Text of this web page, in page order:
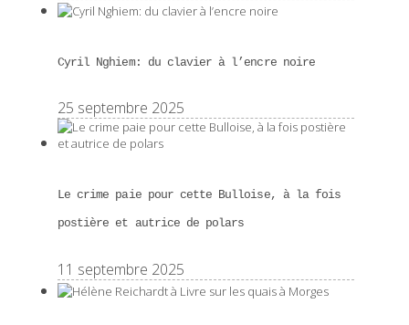
Cyril Nghiem: du clavier à l’encre noire
25 septembre 2025
Le crime paie pour cette Bulloise, à la fois
postière et autrice de polars
11 septembre 2025